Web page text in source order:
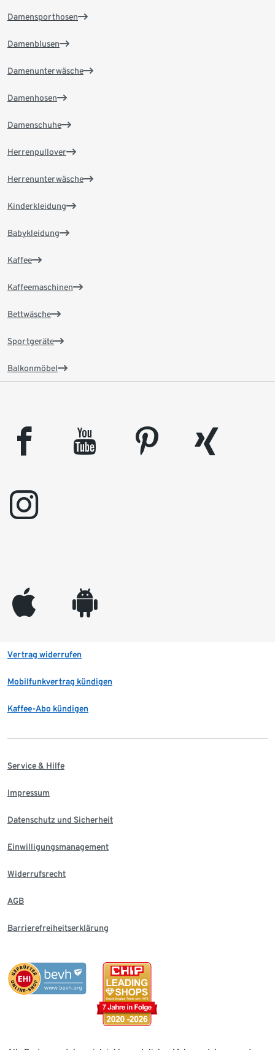
Damensporthosen
Damenblusen
Damenunterwäsche
Damenhosen
Damenschuhe
Herrenpullover
Herrenunterwäsche
Kinderkleidung
Babykleidung
Kaffee
Kaffeemaschinen
Bettwäsche
Sportgeräte
Balkonmöbel
facebook youtube pinterest
xing
instagram
appleinc android
Vertrag widerrufen
Mobilfunkvertrag kündigen
Kaffee-Abo kündigen
Service & Hilfe
Impressum
Datenschutz und Sicherheit
Einwilligungsmanagement
Widerrufsrecht
AGB
Barrierefreiheitserklärung